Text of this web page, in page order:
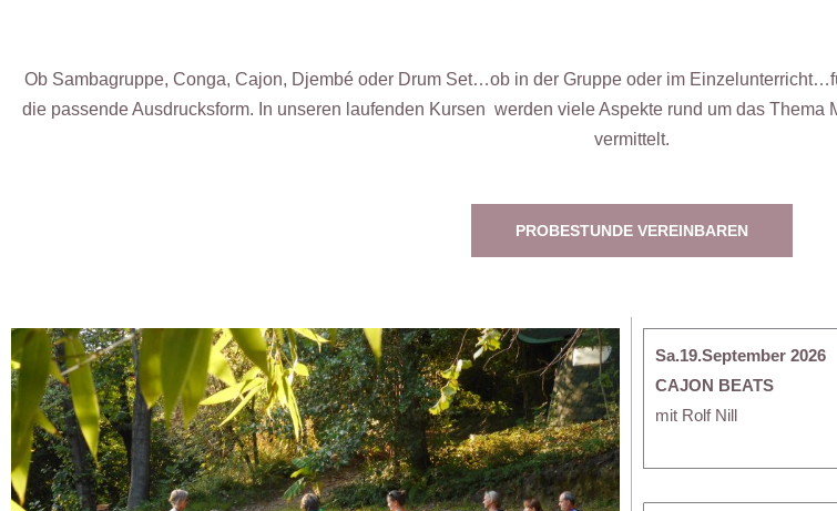
Ob Sambagruppe, Conga, Cajon, Djembé oder Drum Set…ob in der Gruppe oder im
die passende Ausdrucksform. In unseren laufenden Kursen werden viele Aspekte rund um das Thema
vermittelt.
PROBESTUNDE VEREINBAREN
Sa.19.September 2026
CAJON BEATS
mit Rolf Nill